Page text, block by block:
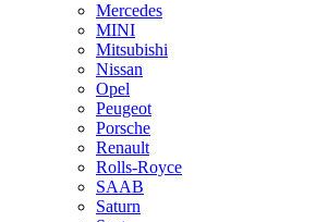
Mercedes
MINI
Mitsubishi
Nissan
Opel
Peugeot
Porsche
Renault
Rolls-Royce
SAAB
Saturn